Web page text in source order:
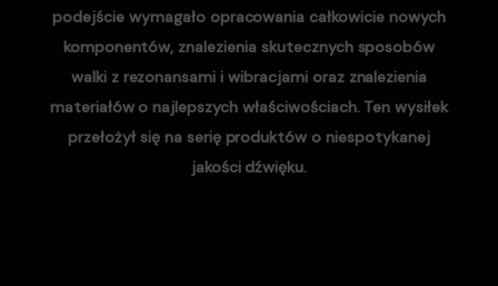
podejście wymagało opracowania całkowicie nowych
komponentów, znalezienia skutecznych sposobów
walki z rezonansami i wibracjami oraz znalezienia
materiałów o najlepszych właściwościach. Ten wysiłek
przełożył się na serię produktów o niespotykanej
jakości dźwięku.